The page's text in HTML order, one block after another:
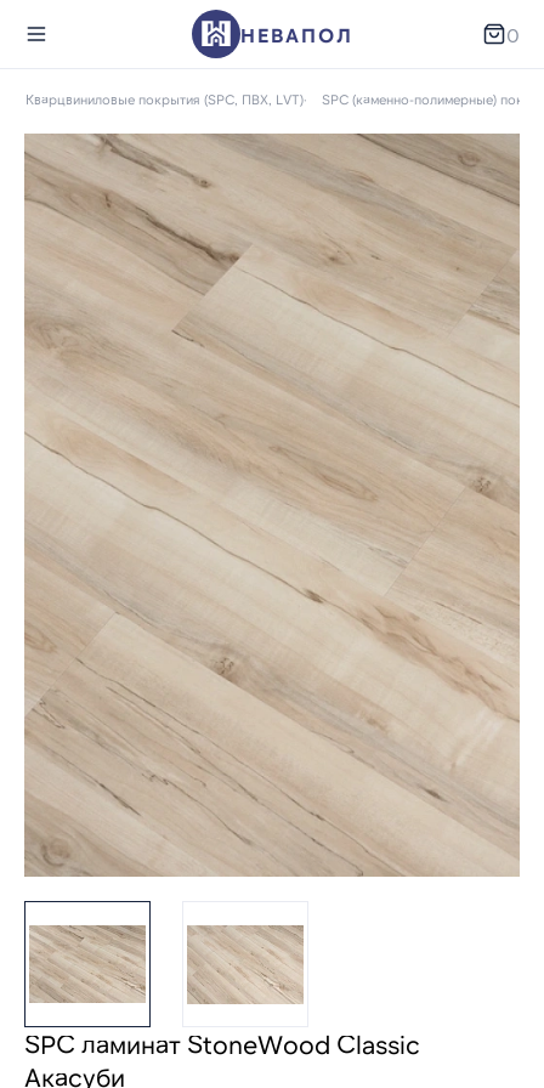
НЕВАПОЛ 0
Кварцвиниловые покрытия (SPC, ПВХ, LVT) SPC (каменно-полимерные)
SPC ламинат StoneWood Classic
Акасуби